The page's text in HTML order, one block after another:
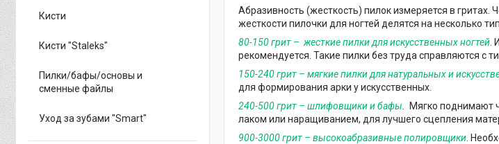
Абразивность (жесткость) пилок измеряется в
жесткости пилочки для ногтей делятся на несколько
80-150 грит – жесткие пилки для искусственных ногтей
рекомендуется. Такие пилки без труда справляются с
150-240 грит – мягкие пилки для натуральных и
для формирования арки у искусственных.
240-500 грит – шлифовщики и бафы
Мягко поднимают
лаком или наращиванием, для лучшего сцепления
900-3000 грит – высокоабразивные полировщики .
Кисти
Кисти "Staleks"
Пилки/бафы/основы и
сменные файлы
Уход за зубами "Smart"